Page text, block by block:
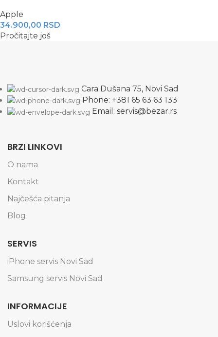
Apple
34.900,00 RSD
Pročitajte još
Cara Dušana 75, Novi Sad
Phone: +381 65 63 63 133
Email: servis@bezar.rs
BRZI LINKOVI
O nama
Kontakt
Najčešća pitanja
Blog
SERVIS
iPhone servis Novi Sad
Samsung servis Novi Sad
INFORMACIJE
Uslovi korišćenja